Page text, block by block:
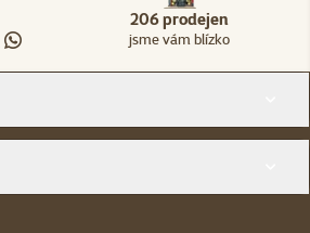
206 prodejen
jsme vám blízko